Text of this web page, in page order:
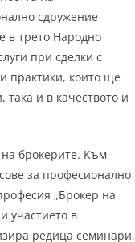
сдружение
в трето Народно
при сделки с
практики, които ще
и в качеството и
брокерите. Към
за професионално
„Брокер на
участието в
редица семинари,